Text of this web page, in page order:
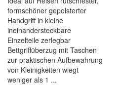
formschöner gepolsterter
Handgriff in kleine
ineinandersteckbare
Einzelteile zerlegbar
Bettgriffüberzug mit Taschen
zur praktischen Aufbewahrung
von Kleinigkeiten wiegt
weniger als 1 ...